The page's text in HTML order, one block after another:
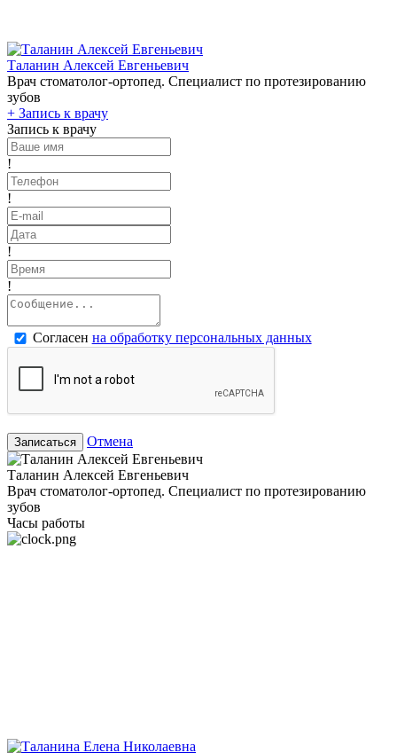
Таланин Алексей Евгеньевич
Врач стоматолог-ортопед. Специалист по протезированию
зубов
+ Запись к врачу
Запись к врачу
!
!
!
!
Согласен на обработку персональных данных
Записаться Отмена
Таланин Алексей Евгеньевич
Врач стоматолог-ортопед. Специалист по протезированию
зубов
Часы работы